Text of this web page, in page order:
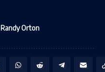
Randy Orton